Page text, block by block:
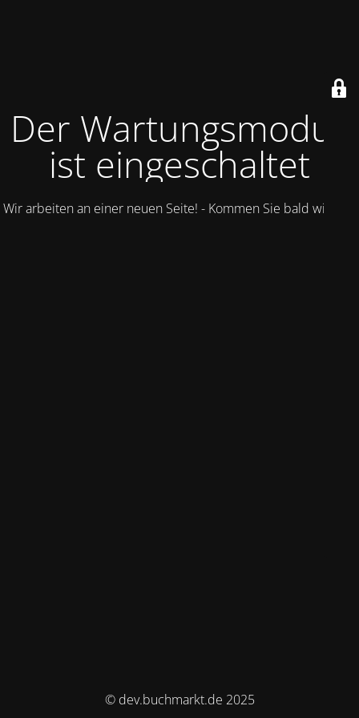
Der Wartungsmodus
ist eingeschaltet
Wir arbeiten an einer neuen Seite! - Kommen Sie bald wieder.
© dev.buchmarkt.de 2025